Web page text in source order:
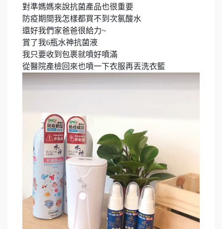
對準媽媽來說抗菌產品也很重要​
防疫期間我怎樣都買不到次氯酸水​
還好我們家爸爸很給力~​
賞了我6瓶水神抗菌液​
我只要收到包裹就噴好噴滿​
從醫院產檢回來也噴一下衣服再丟洗衣籃​